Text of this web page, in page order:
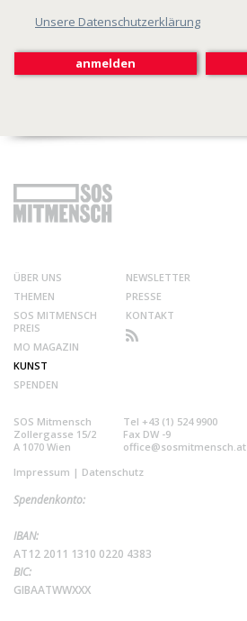
Unsere Datenschutzerklärung
ÜBER UNS
THEMEN
SOS MITMENSCH
PREIS
MO MAGAZIN
KUNST
SPENDEN
NEWSLETTER
PRESSE
KONTAKT
SOS Mitmensch
Zollergasse 15/2
A 1070 Wien
Tel +43 (1) 524 9900
Fax DW -9
office@sosmitmensch.at
Impressum | Datenschutz
Spendenkonto:
IBAN:
AT12 2011 1310 0220 4383
BIC:
GIBAATWWXXX